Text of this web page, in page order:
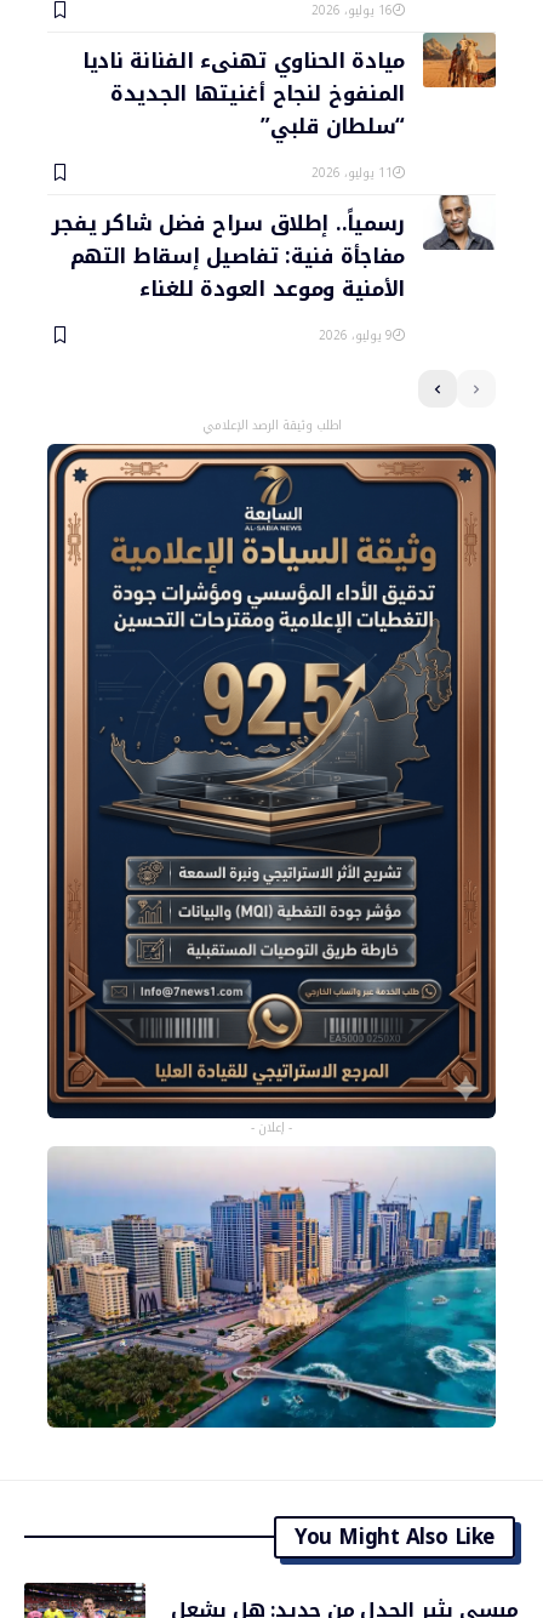
16 يوليو، 2026
ميادة الحناوي تهنىء الفنانة ناديا
المنفوخ لنجاح أغنيتها الجديدة
“سلطان قلبي”
11 يوليو، 2026
رسمياً.. إطلاق سراح فضل شاكر يفجر
مفاجأة فنية: تفاصيل إسقاط التهم
الأمنية وموعد العودة للغناء
9 يوليو، 2026
اطلب وثيقة الرصد الإعلامي
- إعلان -
You Might Also Like
ميسي يثير الجدل من جديد: هل يشعل